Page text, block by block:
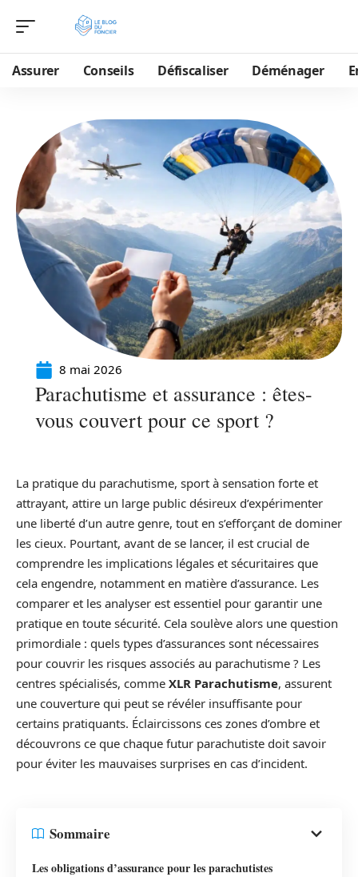
Assurer Conseils Défiscaliser Déménager
8 mai 2026
Parachutisme et assurance : êtes-
vous couvert pour ce sport ?
La pratique du parachutisme, sport à sensation forte et
attrayant, attire un large public désireux d’expérimenter
une liberté d’un autre genre, tout en s’efforçant de dominer
les cieux. Pourtant, avant de se lancer, il est crucial de
comprendre les implications légales et sécuritaires que
cela engendre, notamment en matière d’assurance. Les
comparer et les analyser est essentiel pour garantir une
pratique en toute sécurité. Cela soulève alors une question
primordiale : quels types d’assurances sont nécessaires
pour couvrir les risques associés au parachutisme ? Les
centres spécialisés, comme XLR Parachutisme, assurent
une couverture qui peut se révéler insuffisante pour
certains pratiquants. Éclaircissons ces zones d’ombre et
découvrons ce que chaque futur parachutiste doit savoir
pour éviter les mauvaises surprises en cas d’incident.
Sommaire
Les obligations d’assurance pour les parachutistes